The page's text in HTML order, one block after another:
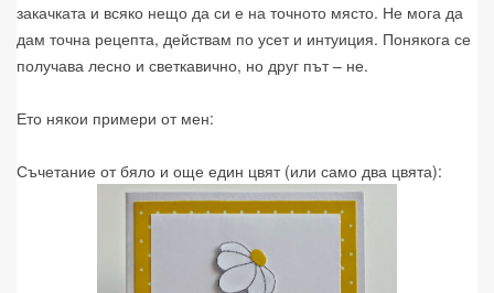
закачката и всяко нещо да си е на точното място. Не мога да
дам точна рецепта, действам по усет и интуиция. Понякога се
получава лесно и светкавично, но друг път – не.
Ето някои примери от мен:
Съчетание от бяло и още един цвят (или само два цвята):